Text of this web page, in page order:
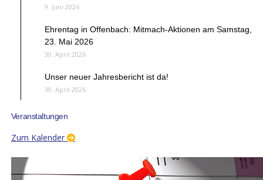
9. Juni 2026
Ehrentag in Offenbach: Mitmach-Aktionen am Samstag,
23. Mai 2026
30. April 2026
Unser neuer Jahresbericht ist da!
30. April 2026
Veranstaltungen
Zum Kalender